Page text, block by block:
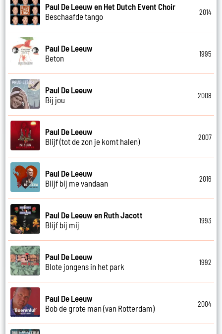
Paul De Leeuw en Het Dutch Event Choir
Beschaafde tango
2014
Paul De Leeuw
Beton
1995
Paul De Leeuw
Bij jou
2008
Paul De Leeuw
Blijf (tot de zon je komt halen)
2007
Paul De Leeuw
Blijf bij me vandaan
2016
Paul De Leeuw en Ruth Jacott
Blijf bij mij
1993
Paul De Leeuw
Blote jongens in het park
1992
Paul De Leeuw
Bob de grote man (van Rotterdam)
2004